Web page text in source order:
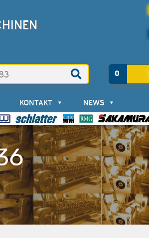
0
KONTAKT NEWS